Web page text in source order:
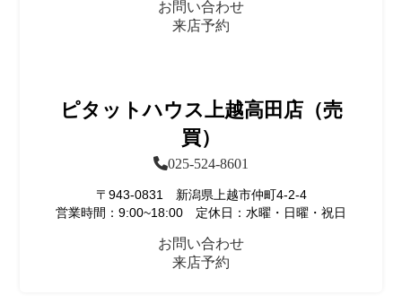
お問い合わせ
来店予約
ピタットハウス上越高田店（売
買）
025-524-8601
〒943-0831 新潟県上越市仲町4-2-4
営業時間：9:00~18:00 定休日：水曜・日曜・祝日
お問い合わせ
来店予約